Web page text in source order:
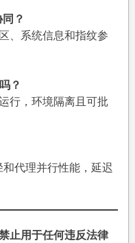
？
、系统信息和指纹参
？
行，环境隔离且可批
代理并行性能，延迟
止用于任何违反法律